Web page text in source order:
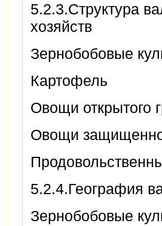
5.2.3.Структура
хозяйств
Зернобобовые
Картофель
Овощи открытого
Овощи
5.2.4.География
Зернобобовые